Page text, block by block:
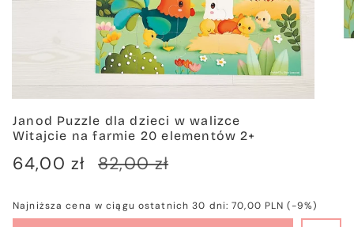
Janod Puzzle dla dzieci w walizce
Witajcie na farmie 20 elementów 2+
Cena
64,00 zł
Cena
82,00 zł
Najniższa cena w ciągu ostatnich 30 dni:70,00 PLN (-9%)